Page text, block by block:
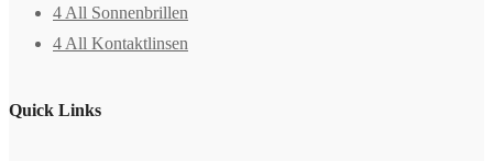
4 All Sonnenbrillen
4 All Kontaktlinsen
Quick Links